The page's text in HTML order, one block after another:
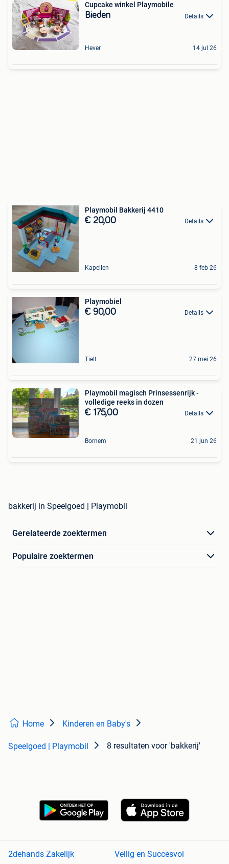
Cupcake winkel Playmobile
Bieden Details
Hever 14 jul 26
Playmobil Bakkerij 4410
€ 20,00 Details
Kapellen 8 feb 26
Playmobiel
€ 90,00 Details
Tielt 27 mei 26
Playmobil magisch Prinsessenrijk -
volledige reeks in dozen
€ 175,00 Details
Bornem 21 jun 26
bakkerij in Speelgoed | Playmobil
Gerelateerde zoektermen
Populaire zoektermen
Home Kinderen en Baby's
Speelgoed | Playmobil 8 resultaten voor 'bakkerij'
2dehands Zakelijk Veilig en Succesvol